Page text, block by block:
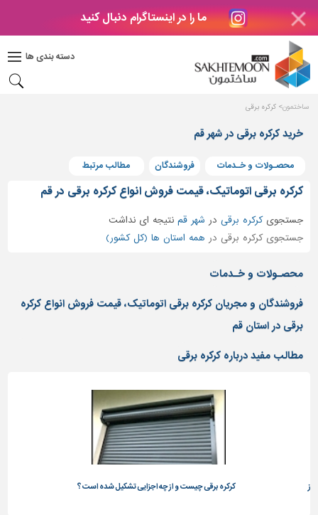
ما را در اینستاگرام دنبال کنید
دسته بندی ها
دکوراسیون
بتن
های
بتنی
و
پنجره
ساختمانی
نرده
و
حفاظ
دیوارپوش،
و
ساختمون کرکره برقی
خرید کرکره برقی در شهر قم
محصـولات و خـدمات فروشندگان مطالب مرتبط
کرکره برقی اتوماتیک، قیمت فروش انواع کرکره برقی در قم
جستجویکرکره برقی در شهر قم نتیجه ای نداشت
جستجوی کرکره برقی در همه استان ها (کل کشور)
محصـولات و خـدمات
فروشندگان و مجریان کرکره برقی اتوماتیک، قیمت فروش انواع کرکره
برقی در استان قم
مطالب مفید درباره کرکره برقی
کرکره برقی چیست و از چه اجزایی تشکیل شده است؟